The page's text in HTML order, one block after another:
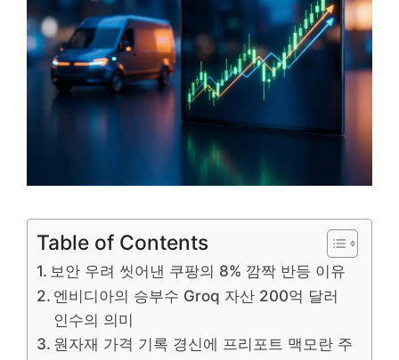
Table of Contents
보안 우려 씻어낸 쿠팡의 8% 깜짝 반등 이유
엔비디아의 승부수 Groq 자산 200억 달러
인수의 의미
원자재 가격 기록 경신에 프리포트 맥모란 주